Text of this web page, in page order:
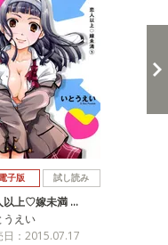
電子版 試し読み
以上♡嫁未満 …
うえい
日：2015.07.17